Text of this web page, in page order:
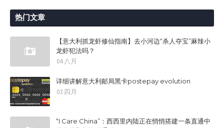
热门文章
【意大利抓龙虾修仙指南】去小河边“杀人夺宝”麻辣小
龙虾犯法吗？
04 八月
详细讲解意大利邮局黑卡postepay evolution
03 四月
“I Care China”：西西里内陆正在悄悄搭建一条直通中